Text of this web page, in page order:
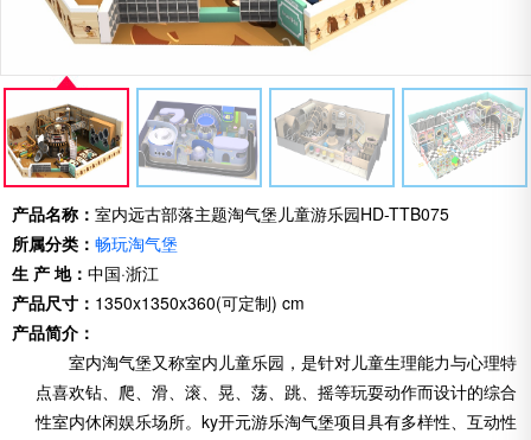
产品名称： 室内远古部落主题淘气堡儿童游乐园HD-TTB075
所属分类： 畅玩淘气堡
生 产 地： 中国·浙江
产品尺寸： 1350x1350x360(可定制) cm
产品简介：
室内淘气堡又称室内儿童乐园，是针对儿童生理能力与心理特
点喜欢钻、爬、滑、滚、晃、荡、跳、摇等玩耍动作而设计的综合
性室内休闲娱乐场所。ky开元游乐淘气堡项目具有多样性、互动性